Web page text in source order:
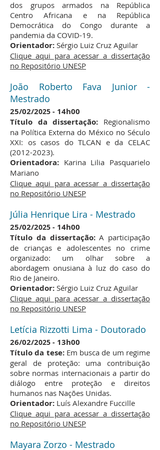
dos grupos armados na República
Centro Africana e na República
Democrática do Congo durante a
pandemia da COVID-19.
Orientador: Sérgio Luiz Cruz Aguilar
Clique aqui para acessar a dissertação
no Repositório UNESP
João Roberto Fava Junior -
Mestrado
25/02/2025 - 14h00
Título da dissertação: Regionalismo
na Política Externa do México no Século
XXI: os casos do TLCAN e da CELAC
(2012-2023).
Orientadora: Karina Lilia Pasquarielo
Mariano
Clique aqui para acessar a dissertação
no Repositório UNESP
Júlia Henrique Lira - Mestrado
25/02/2025 - 14h00
Título da dissertação:A participação
de crianças e adolescentes no crime
organizado: um olhar sobre a
abordagem onusiana à luz do caso do
Rio de Janeiro.
Orientador: Sérgio Luiz Cruz Aguilar
Clique aqui para acessar a dissertação
no Repositório UNESP
Letícia Rizzotti Lima - Doutorado
26/02/2025 - 13h00
Título da tese:Em busca de um regime
geral de proteção: uma contribuição
sobre normas internacionais a partir do
diálogo entre proteção e direitos
humanos nas Nações Unidas.
Orientador: Luís Alexandre Fuccille
Clique aqui para acessar a dissertação
no Repositório UNESP
Mayara Zorzo - Mestrado